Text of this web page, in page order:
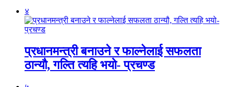
४
प्रधानमन्त्री बनाउने र फाल्नेलाई सफलता
ठान्यौ, गल्ति त्यहि भयो- प्रचण्ड